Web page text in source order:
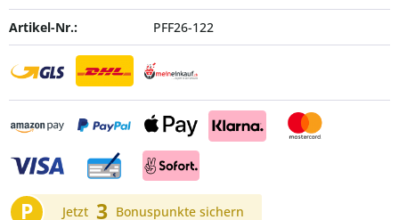
Artikel-Nr.: PFF26-122
P Jetzt 3 Bonuspunkte sichern